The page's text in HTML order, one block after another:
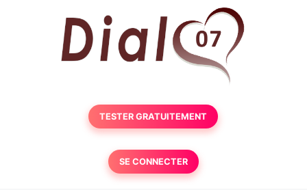
TESTER GRATUITEMENT
SE CONNECTER